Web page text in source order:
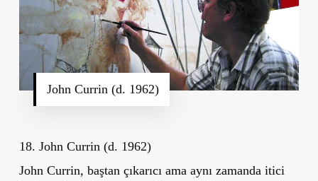
John Currin (d. 1962)
18. John Currin (d. 1962)
John Currin, baştan çıkarıcı ama aynı zamanda itici